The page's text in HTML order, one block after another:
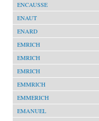
ENCAUSSE
ENAUT
ENARD
EMRICH
EMRICH
EMRICH
EMMRICH
EMMERICH
EMANUEL